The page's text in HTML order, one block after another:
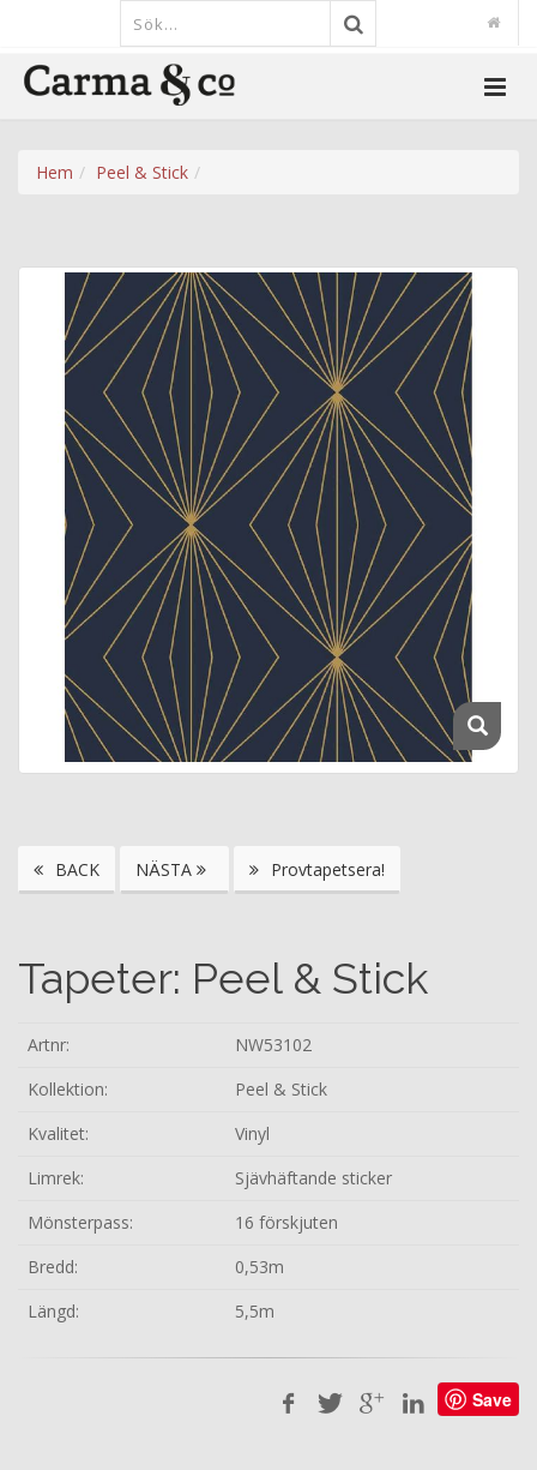
Hem Peel & Stick
BACK NÄSTA Provtapetsera!
Tapeter: Peel & Stick
Artnr:
NW53102
Kollektion:
Peel & Stick
Kvalitet:
Vinyl
Limrek:
Sjävhäftande sticker
Mönsterpass:
16 förskjuten
Bredd:
0,53m
Längd:
5,5m
Save